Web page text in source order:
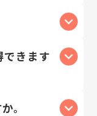
きます
。